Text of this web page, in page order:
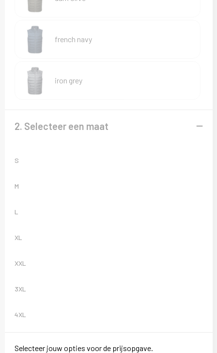
T-Shirts
Veiligheidsvesten en Veiligheidshesjes
Vesten
french navy
iron grey
2. Selecteer een maat
S
M
L
XL
XXL
3XL
4XL
Selecteer jouw opties voor de prijsopgave.